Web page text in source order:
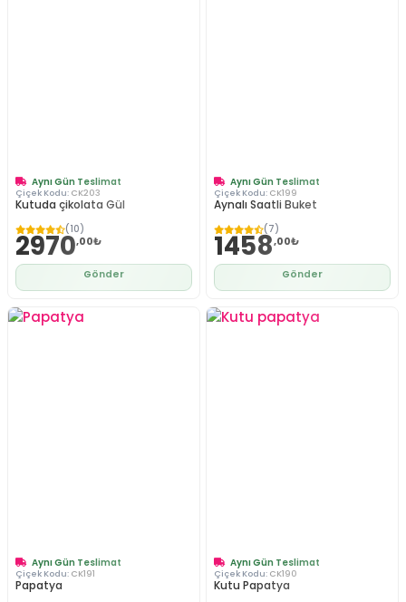
Aynı Gün Teslimat
Çiçek Kodu: CK203
Kutuda çikolata Gül
(10)
2970,00₺
Gönder
Aynı Gün Teslimat
Çiçek Kodu: CK199
Aynalı Saatli Buket
(7)
1458,00₺
Gönder
Aynı Gün Teslimat
Çiçek Kodu: CK191
Papatya
Aynı Gün Teslimat
Çiçek Kodu: CK190
Kutu Papatya